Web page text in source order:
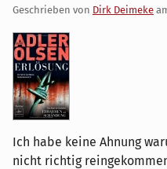
Geschrieben von Dirk Deimeke
Ich habe keine Ahnung
nicht richtig